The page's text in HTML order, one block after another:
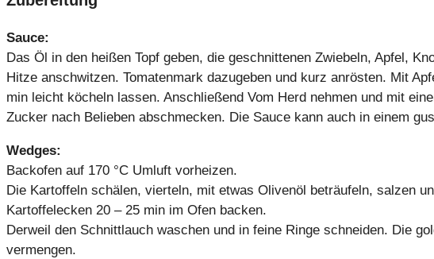
Sauce:
Das Öl in den heißen Topf geben, die geschnittenen Zwiebeln, Apfel,
Hitze anschwitzen. Tomatenmark dazugeben und kurz anrösten. Mit
min leicht köcheln lassen. Anschließend Vom Herd nehmen und mit
Zucker nach Belieben abschmecken. Die Sauce kann auch in einem
Wedges:
Backofen auf 170 °C Umluft vorheizen.
Die Kartoffeln schälen, vierteln, mit etwas Olivenöl beträufeln, salzen
Kartoffelecken 20 – 25 min im Ofen backen.
Derweil den Schnittlauch waschen und in feine Ringe schneiden. Die
vermengen.